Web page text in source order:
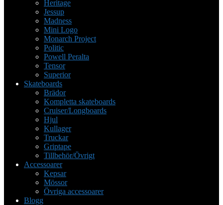
Heritage
Jessup
Madness
Mini Logo
Monarch Project
Politic
Powell Peralta
Tensor
Superior
Skateboards
Brädor
Kompletta skateboards
Cruiser/Longboards
Hjul
Kullager
Truckar
Griptape
Tillbehör/Övrigt
Accessoarer
Kepsar
Mössor
Övriga accessoarer
Blogg